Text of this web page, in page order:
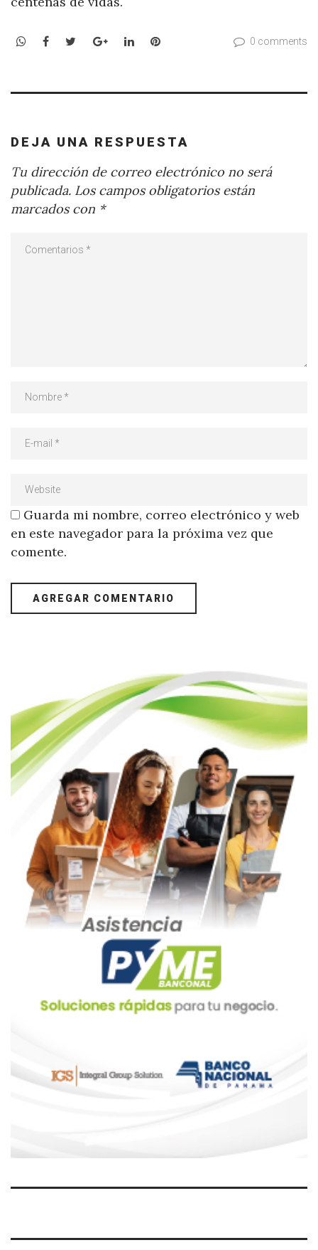
WhatsApp
Facebook
TwitterGoogle+LinkedInPinterest 0 comments
DEJA UNA RESPUESTA
Tu dirección de correo electrónico no será
publicada. Los campos obligatorios están
marcados con *
Guarda mi nombre, correo electrónico y web
en este navegador para la próxima vez que
comente.